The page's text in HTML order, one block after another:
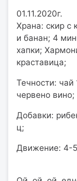
01.11.2020г.
Храна: скир с
и банан; 4
хапки;
краставица;
Течности:
червено вино;
Добавки:
ц;
Движение: 4-